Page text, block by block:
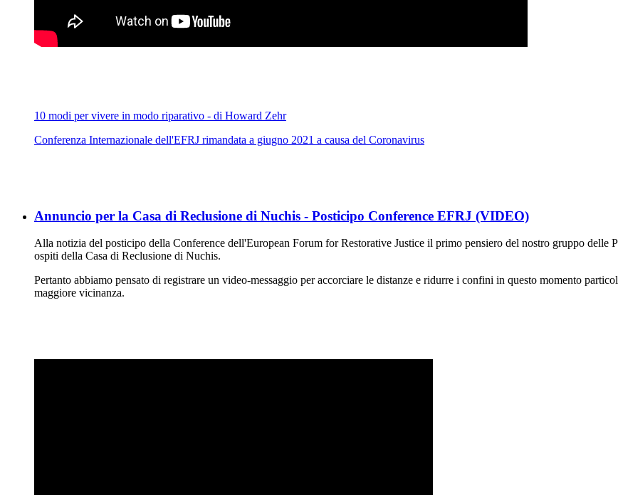
10 modi per vivere in modo riparativo - di Howard Zehr
Conferenza Internazionale dell'EFRJ rimandata a giugno 2021 a causa del Coronavirus
Annuncio per la Casa di Reclusione di Nuchis - Posticipo Conference EFRJ (VIDEO)
Alla notizia del posticipo della Conference dell'European Forum for Restorative Justice il primo pensiero del nostro gruppo delle
ospiti della Casa di Reclusione di Nuchis.
Pertanto abbiamo pensato di registrare un video-messaggio per accorciare le distanze e ridurre i confini in questo momento
maggiore vicinanza.